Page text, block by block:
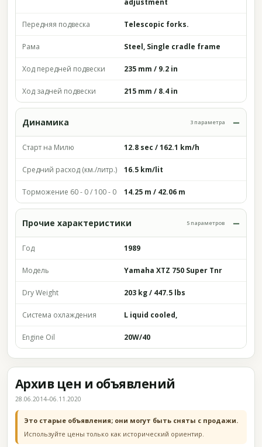
adjustment
Передняя подвеска Telescopic forks.
Рама Steel, Single cradle frame
Ход передней подвески 235 mm / 9.2 in
Ход задней подвески 215 mm / 8.4 in
Динамика 3 параметра
Старт на Милю 12.8 sec / 162.1 km/h
Средний расход (км./литр.) 16.5 km/lit
Торможение 60 - 0 / 100 - 0 14.25 m / 42.06 m
Прочие характеристики 5 параметров
Год 1989
Модель Yamaha XTZ 750 Super Tnr
Dry Weight 203 kg / 447.5 lbs
Система охлаждения L iquid cooled,
Engine Oil 20W/40
Архив цен и объявлений
28.06.2014–06.11.2020
Это старые объявления; они могут быть сняты с продажи.
Используйте цены только как исторический ориентир.